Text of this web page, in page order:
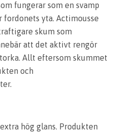
fungerar som en svamp
fordonets yta. Actimousse
skum som
att det aktivt rengör
Allt eftersom skummet
och
hög glans. Produkten